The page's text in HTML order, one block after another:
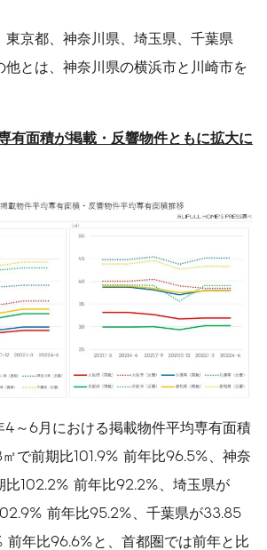
京都、神奈川県、埼玉県、千葉県
とは、神奈川県の横浜市と川崎市を
有面積が掲載・反響物件ともに拡大に
～6月における掲載物件平均専有面積
で前期比101.9% 前年比96.5%、神奈
比102.2% 前年比92.2%、埼玉県が
前年比95.2%、千葉県が33.85
前年比96.6%と、首都圏では前年と比